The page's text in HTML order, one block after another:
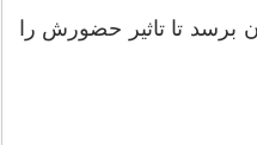
برسد تا تاثیر حضورش را